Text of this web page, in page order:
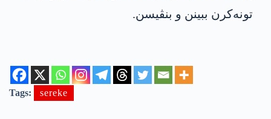
تونەکرن ببینن و بنڤیسن.
Tags: sereke